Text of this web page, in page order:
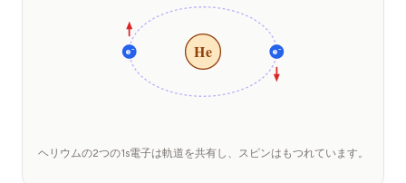
He
e⁻ e⁻
ヘリウムの2つの1s電子は軌道を共有し、スピンはもつれています。